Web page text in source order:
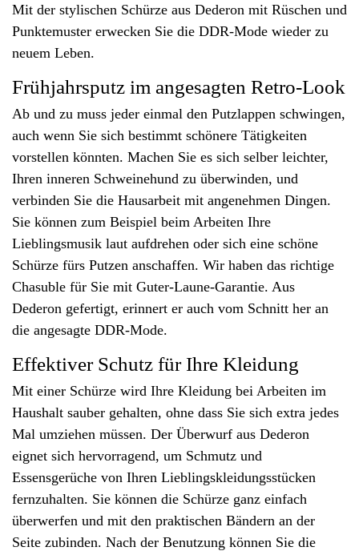
Mit der stylischen Schürze aus Dederon mit Rüschen und
Punktemuster erwecken Sie die DDR-Mode wieder zu
neuem Leben.
Frühjahrsputz im angesagten Retro-Look
Ab und zu muss jeder einmal den Putzlappen schwingen,
auch wenn Sie sich bestimmt schönere Tätigkeiten
vorstellen könnten. Machen Sie es sich selber leichter,
Ihren inneren Schweinehund zu überwinden, und
verbinden Sie die Hausarbeit mit angenehmen Dingen.
Sie können zum Beispiel beim Arbeiten Ihre
Lieblingsmusik laut aufdrehen oder sich eine schöne
Schürze fürs Putzen anschaffen. Wir haben das richtige
Chasuble für Sie mit Guter-Laune-Garantie. Aus
Dederon gefertigt, erinnert er auch vom Schnitt her an
die angesagte DDR-Mode.
Effektiver Schutz für Ihre Kleidung
Mit einer Schürze wird Ihre Kleidung bei Arbeiten im
Haushalt sauber gehalten, ohne dass Sie sich extra jedes
Mal umziehen müssen. Der Überwurf aus Dederon
eignet sich hervorragend, um Schmutz und
Essensgerüche von Ihren Lieblingskleidungsstücken
fernzuhalten. Sie können die Schürze ganz einfach
überwerfen und mit den praktischen Bändern an der
Seite zubinden. Nach der Benutzung können Sie die